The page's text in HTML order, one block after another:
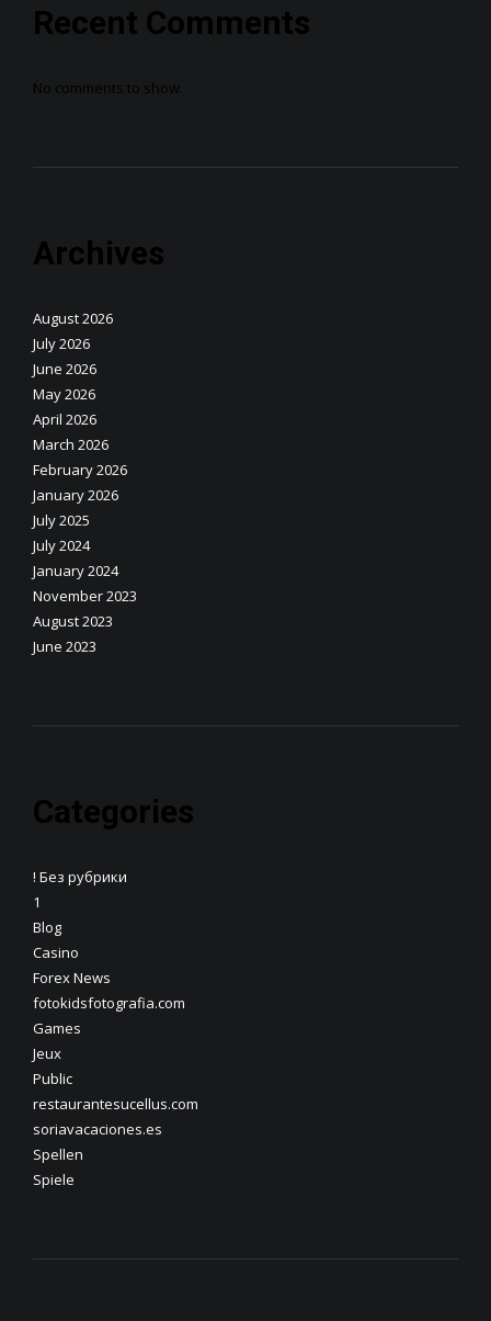
Recent Comments
No comments to show.
Archives
August 2026
July 2026
June 2026
May 2026
April 2026
March 2026
February 2026
January 2026
July 2025
July 2024
January 2024
November 2023
August 2023
June 2023
Categories
! Без рубрики
1
Blog
Casino
Forex News
fotokidsfotografia.com
Games
Jeux
Public
restaurantesucellus.com
soriavacaciones.es
Spellen
Spiele